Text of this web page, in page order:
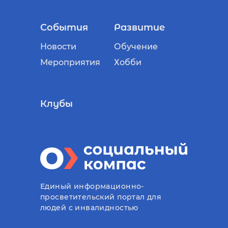
События
Новости
Мероприятия
Развитие
Обучение
Хобби
Клубы
Единый информационно-
просветительский портал для
людей с инвалидностью